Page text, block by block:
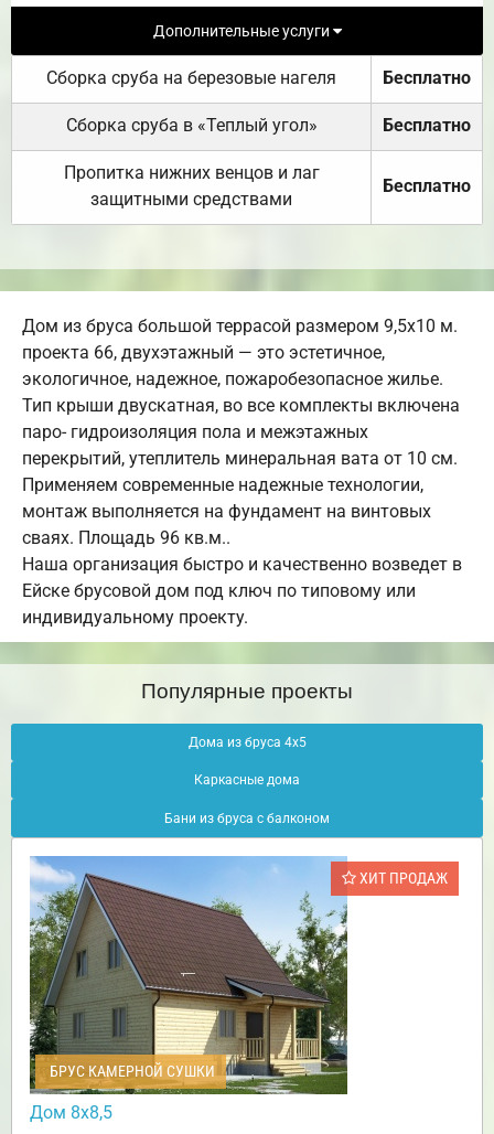
Дополнительные услуги
Сборка сруба на березовые нагеля Бесплатно
Сборка сруба в «Теплый угол» Бесплатно
Пропитка нижних венцов и лаг
защитными средствами
Бесплатно
Дом из бруса большой террасой размером 9,5х10 м.
проекта 66, двухэтажный — это эстетичное,
экологичное, надежное, пожаробезопасное жилье.
Тип крыши двускатная, во все комплекты включена
паро- гидроизоляция пола и межэтажных
перекрытий, утеплитель минеральная вата от 10 см.
Применяем современные надежные технологии,
монтаж выполняется на фундамент на винтовых
сваях. Площадь 96 кв.м..
Наша организация быстро и качественно возведет в
Ейске брусовой дом под ключ по типовому или
индивидуальному проекту.
Популярные проекты
Дома из бруса 4х5
Каркасные дома
Бани из бруса с балконом
ХИТ ПРОДАЖ
БРУС КАМЕРНОЙ СУШКИ
Дом 8х8,5